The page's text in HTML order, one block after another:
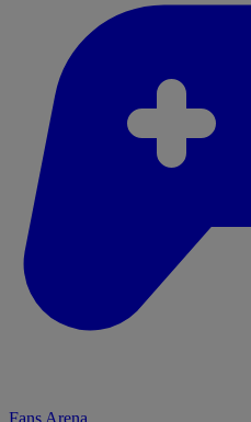
Fans Arena